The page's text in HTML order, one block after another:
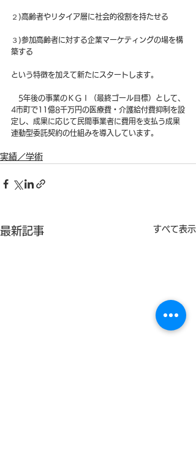
２)高齢者やリタイア層に社会的役割を持たせる
３)参加高齢者に対する企業マーケティングの場を構
築する
という特徴を加えて新たにスタートします。
5年後の事業のＫＧＩ（最終ゴール目標）として、
4市町で11億8千万円の医療費・介護給付費抑制を設
定し、成果に応じて民間事業者に費用を支払う成果
連動型委託契約の仕組みを導入しています。
実績／学術
最新記事 すべて表示